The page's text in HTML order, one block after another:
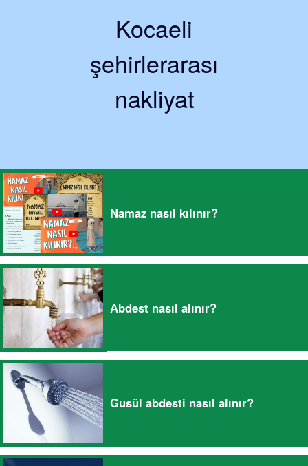
Kocaeli
şehirlerarası
nakliyat
Namaz nasıl kılınır?
Abdest nasıl alınır?
Gusül abdesti nasıl alınır?